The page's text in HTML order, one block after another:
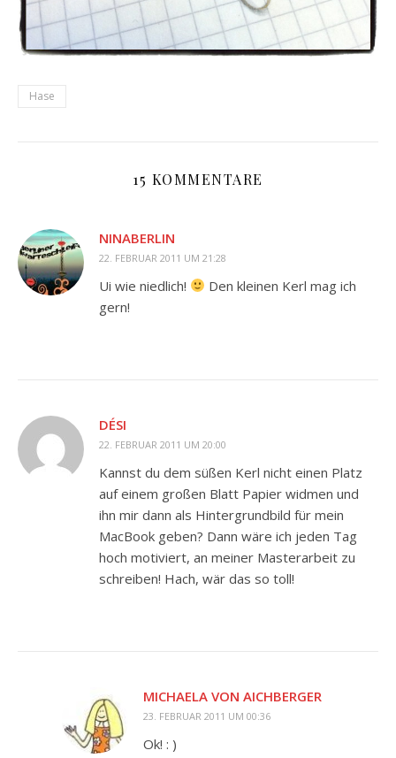
Hase
15 KOMMENTARE
NINABERLIN
22. FEBRUAR 2011 UM 21:28
Ui wie niedlich!
Den kleinen Kerl mag ich
gern!
DÉSI
22. FEBRUAR 2011 UM 20:00
Kannst du dem süßen Kerl nicht einen Platz
auf einem großen Blatt Papier widmen und
ihn mir dann als Hintergrundbild für mein
MacBook geben? Dann wäre ich jeden Tag
hoch motiviert, an meiner Masterarbeit zu
schreiben! Hach, wär das so toll!
MICHAELA VON AICHBERGER
23. FEBRUAR 2011 UM 00:36
Ok! : )